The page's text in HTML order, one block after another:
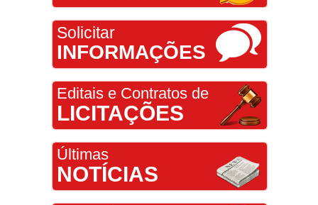
Solicitar
INFORMAÇÕES
Editais e Contratos de
LICITAÇÕES
Últimas
NOTÍCIAS